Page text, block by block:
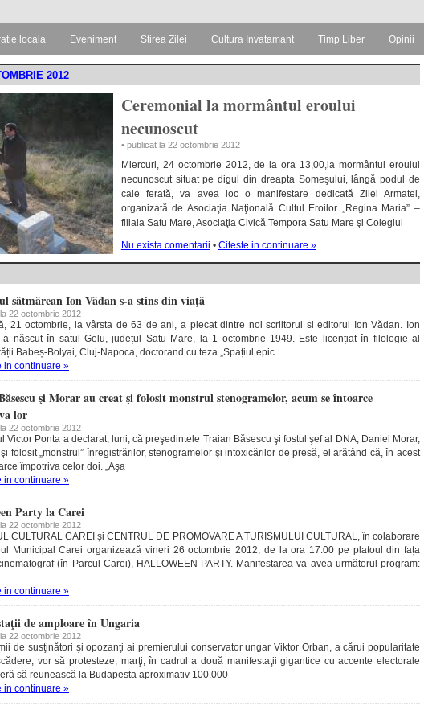
locala Eveniment Stirea Zilei Cultura Invatamant Timp Liber Opinii
2012
Ceremonial la mormântul eroului
necunoscut
• publicat la 22 octombrie 2012
Miercuri, 24 octombrie 2012, de la ora 13,00,la mormântul eroului
necunoscut situat pe digul din dreapta Someşului, lângă podul de
cale ferată, va avea loc o manifestare dedicată Zilei Armatei,
organizată de Asociaţia Naţională Cultul Eroilor „Regina Maria” –
filiala Satu Mare, Asociaţia Civică Tempora Satu Mare şi Colegiul
Nu exista comentarii • Citeste in continuare »
sătmărean Ion Vădan s-a stins din viaţă
22 octombrie 2012
21 octombrie, la vârsta de 63 de ani, a plecat dintre noi scriitorul si editorul Ion Vădan. Ion
a născut în satul Gelu, județul Satu Mare, la 1 octombrie 1949. Este licențiat în filologie al
Babeș-Bolyai, Cluj-Napoca, doctorand cu teza „Spațiul epic
in continuare »
şi Morar au creat şi folosit monstrul stenogramelor, acum se întoarce
lor
22 octombrie 2012
Victor Ponta a declarat, luni, că preşedintele Traian Băsescu şi fostul şef al DNA, Daniel Morar,
folosit „monstrul” înregistrărilor, stenogramelor şi intoxicărilor de presă, el arătând că, în acest
împotriva celor doi. „Aşa
in continuare »
Party la Carei
22 octombrie 2012
CULTURAL CAREI și CENTRUL DE PROMOVARE A TURISMULUI CULTURAL, în colaborare
Municipal Carei organizează vineri 26 octombrie 2012, de la ora 17.00 pe platoul din fața
(în Parcul Carei), HALLOWEEN PARTY. Manifestarea va avea următorul program:
in continuare »
de amploare în Ungaria
22 octombrie 2012
de susţinători şi opozanţi ai premierului conservator ungar Viktor Orban, a cărui popularitate
vor să protesteze, marţi, în cadrul a două manifestaţii gigantice cu accente electorale
să reunească la Budapesta aproximativ 100.000
in continuare »